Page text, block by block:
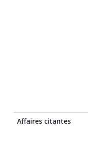
Affaires citantes